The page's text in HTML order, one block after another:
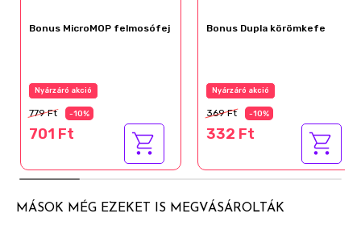
Bonus MicroMOP felmosófej
Nyárzáró akció
779 Ft -10%
701 Ft
Bonus Dupla körömkefe
Nyárzáró akció
369 Ft -10%
332 Ft
MÁSOK MÉG EZEKET IS MEGVÁSÁROLTÁK